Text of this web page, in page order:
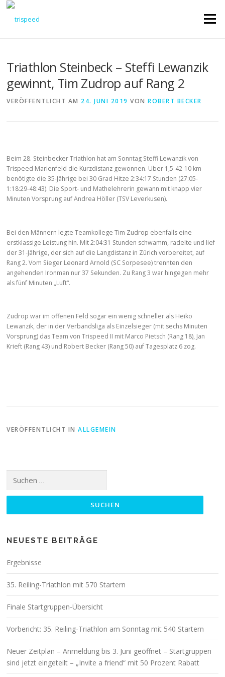
Direkt
Menü
Triathlon Steinbeck – Steffi Lewanzik
gewinnt, Tim Zudrop auf Rang 2
VERÖFFENTLICHT AM 24. JUNI 2019 VONROBERT BECKER
Beim 28. Steinbecker Triathlon hat am Sonntag Steffi Lewanzik von
Trispeed Marienfeld die Kurzdistanz gewonnen. Über 1,5-42-10 km
benötigte die 35-Jährige bei 30 Grad Hitze 2:34:17 Stunden (27:05-
1:18:29-48:43). Die Sport- und Mathelehrerin gewann mit knapp vier
Minuten Vorsprung auf Andrea Höller (TSV Leverkusen).
Bei den Männern legte Teamkollege Tim Zudrop ebenfalls eine
erstklassige Leistung hin. Mit 2:04:31 Stunden schwamm, radelte und lief
der 31-Jährige, der sich auf die Langdistanz in Zürich vorbereitet, auf
Rang 2. Vom Sieger Leonard Arnold (SC Sorpesee) trennten den
angehenden Ironman nur 37 Sekunden. Zu Rang 3 war hingegen mehr
als fünf Minuten „Luft“.
Zudrop war im offenen Feld sogar ein wenig schneller als Heiko
Lewanzik, der in der Verbandsliga als Einzelsieger (mit sechs Minuten
Vorsprung) das Team von Trispeed II mit Marco Pietsch (Rang 18), Jan
Krieft (Rang 43) und Robert Becker (Rang 50) auf Tagesplatz 6 zog.
VERÖFFENTLICHT INALLGEMEIN
nach:
NEUESTE BEITRÄGE
Ergebnisse
35. Reiling-Triathlon mit 570 Startern
Finale Startgruppen-Übersicht
Vorbericht: 35. Reiling-Triathlon am Sonntag mit 540 Startern
Neuer Zeitplan – Anmeldung bis 3. Juni geöffnet – Startgruppen
sind jetzt eingeteilt – „Invite a friend“ mit 50 Prozent Rabatt